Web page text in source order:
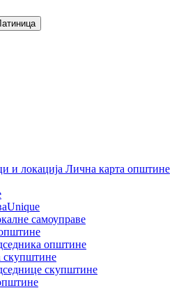
и локација Лична карта општине
Unique
самоуправе
општине
скупштине
скупштине